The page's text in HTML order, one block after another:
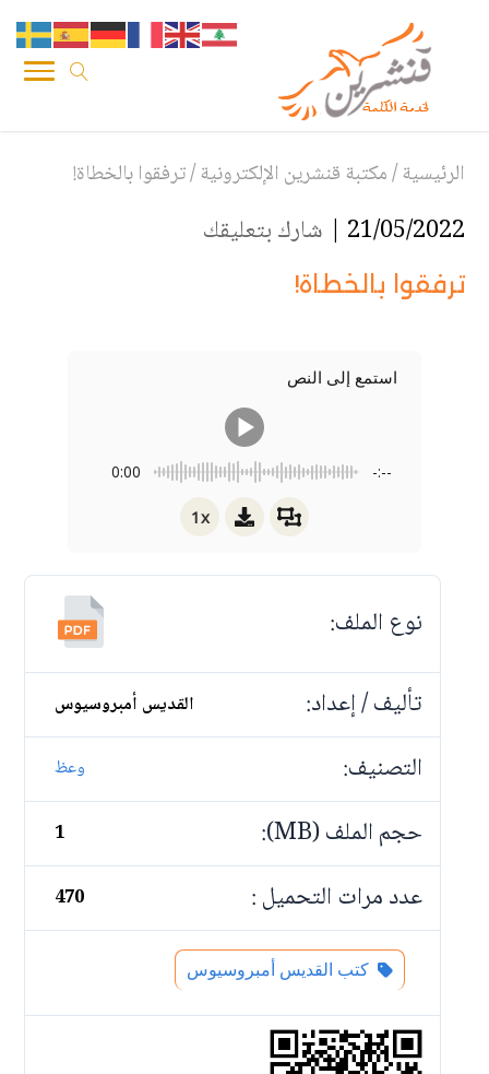
الرئيسية/مكتبة قنشرين الإلكترونية/ترفقوا بالخطاة!
21/05/2022 | شارك بتعليقك
ترفقوا بالخطاة!
استمع إلى النص
0:00 -:--
1x
نوع الملف:
تأليف / إعداد:
القديس أمبروسيوس
التصنيف: وعظ
حجم الملف (MB): 1
عدد مرات التحميل : 470
كتب القديس أمبروسيوس